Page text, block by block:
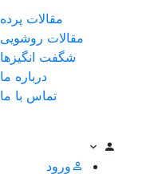
مقالات پرده
مقالات روشویی
شگفت انگیزها
درباره ما
تماس با ما
ورود